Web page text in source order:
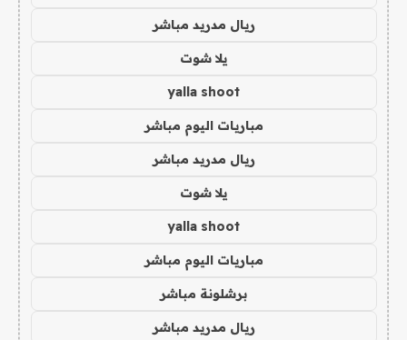
ريال مدريد مباشر
يلا شوت
yalla shoot
مباريات اليوم مباشر
ريال مدريد مباشر
يلا شوت
yalla shoot
مباريات اليوم مباشر
برشلونة مباشر
ريال مدريد مباشر